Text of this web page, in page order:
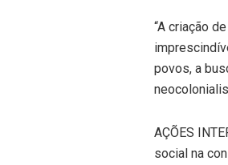
“A criação
povos, a
AÇÕES
social na